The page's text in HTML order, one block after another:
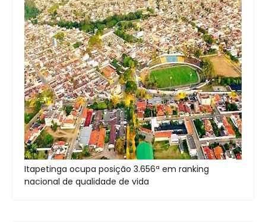
Itapetinga ocupa posição 3.656ª em ranking
nacional de qualidade de vida